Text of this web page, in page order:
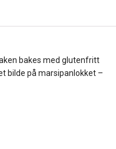
bakes med glutenfritt
bilde på marsipanlokket –